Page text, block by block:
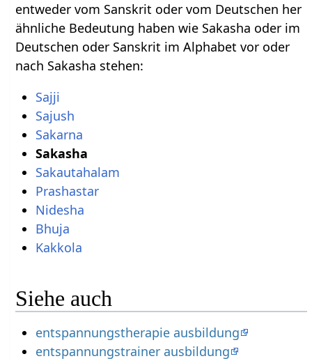
entweder vom Sanskrit oder vom Deutschen her
ähnliche Bedeutung haben wie Sakasha oder im
Deutschen oder Sanskrit im Alphabet vor oder
nach Sakasha stehen:
Sajji
Sajush
Sakarna
Sakasha
Sakautahalam
Prashastar
Nidesha
Bhuja
Kakkola
Siehe auch
entspannungstherapie ausbildung
entspannungstrainer ausbildung